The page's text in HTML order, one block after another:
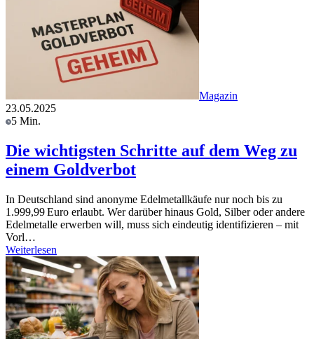
Magazin
23.05.2025
5 Min.
Die wichtigsten Schritte auf dem Weg zu
einem Goldverbot
In Deutschland sind anonyme Edelmetallkäufe nur noch bis zu
1.999,99 Euro erlaubt. Wer darüber hinaus Gold, Silber oder andere
Edelmetalle erwerben will, muss sich eindeutig identifizieren – mit
Vorl…
Weiterlesen